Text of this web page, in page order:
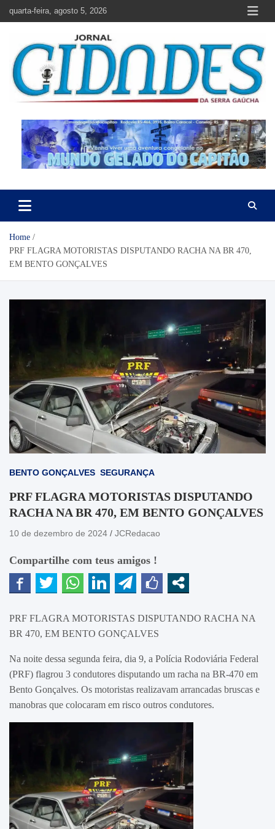
quarta-feira, agosto 5, 2026
Jornal Cidades da Serra Gaúcha
Home
PRF FLAGRA MOTORISTAS DISPUTANDO RACHA NA BR 470,
EM BENTO GONÇALVES
BENTO GONÇALVES SEGURANÇA
PRF FLAGRA MOTORISTAS DISPUTANDO
RACHA NA BR 470, EM BENTO GONÇALVES
10 de dezembro de 2024 JCRedacao
Compartilhe com teus amigos !
PRF FLAGRA MOTORISTAS DISPUTANDO RACHA NA
BR 470, EM BENTO GONÇALVES
Na noite dessa segunda feira, dia 9, a Polícia Rodoviária Federal
(PRF) flagrou 3 condutores disputando um racha na BR-470 em
Bento Gonçalves. Os motoristas realizavam arrancadas bruscas e
manobras que colocaram em risco outros condutores.